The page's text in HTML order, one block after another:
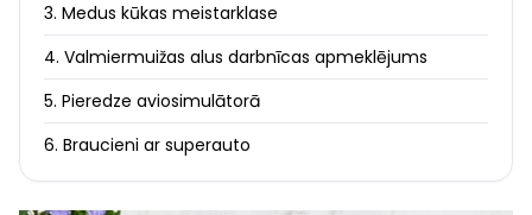
3. Medus kūkas meistarklase
4. Valmiermuižas alus darbnīcas apmeklējums
5. Pieredze aviosimulātorā
6. Braucieni ar superauto